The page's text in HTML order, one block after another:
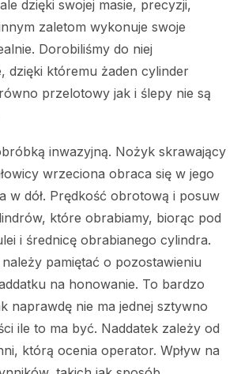
dzięki swojej masie, precyzji,
zaletom wykonuje swoje
Dorobiliśmy do niej
dzięki któremu żaden cylinder
przelotowy jak i ślepy nie są
inwazyjną. Nożyk skrawający
wrzeciona obraca się w jego
w dół. Prędkość obrotową i posuw
które obrabiamy, biorąc pod
i średnicę obrabianego cylindra.
pamiętać o pozostawieniu
na honowanie. To bardzo
naprawdę nie ma jednej sztywno
ile to ma być. Naddatek zależy od
którą ocenia operator. Wpływ na